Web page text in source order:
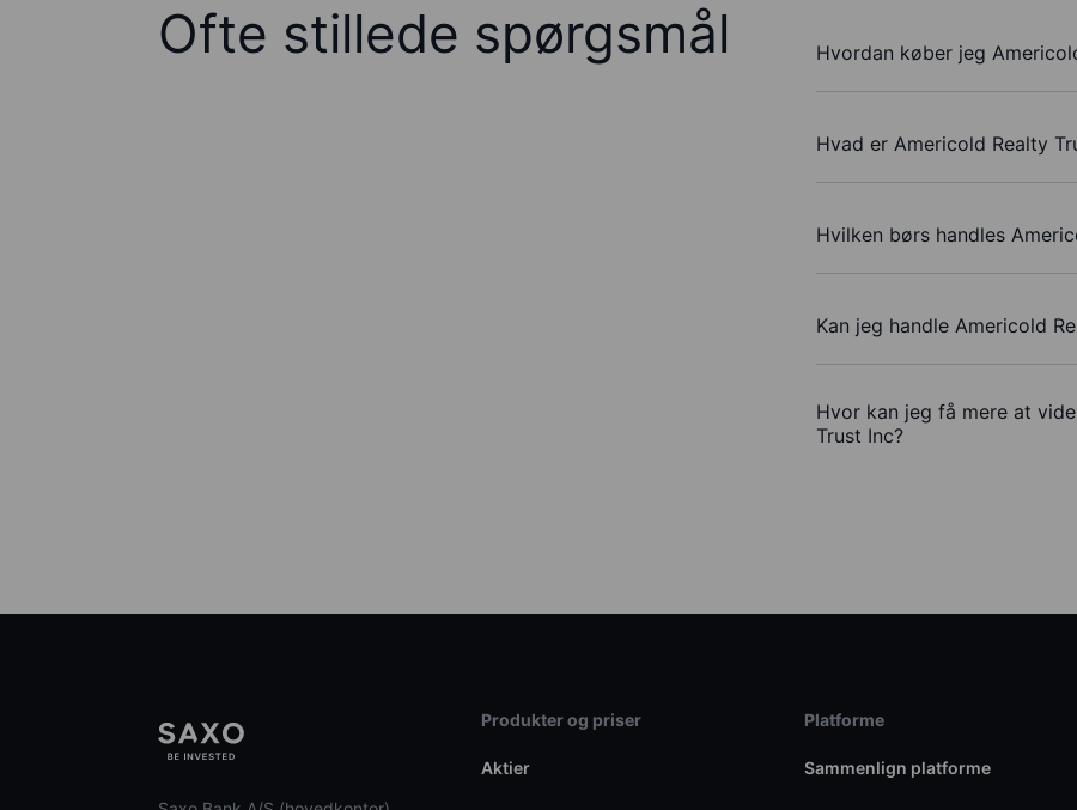
Ofte stillede spørgsmål Hvordan køber jeg
Hvad er Americold Realty
Hvilken børs handles
Kan jeg handle Americold
Hvor kan jeg få mere at
Trust Inc?
Produkter og priser
Aktier
Platforme
Sammenlign platforme